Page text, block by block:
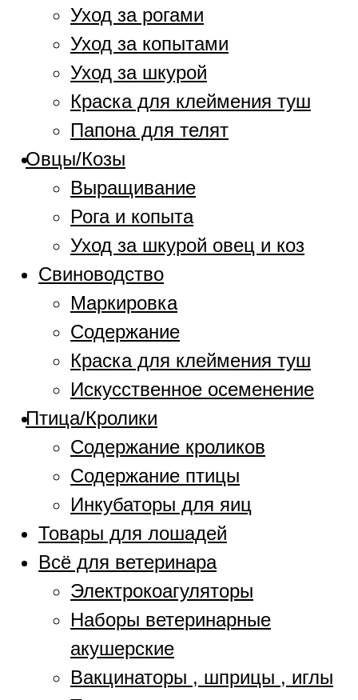
Уход за рогами
Уход за копытами
Уход за шкурой
Краска для клеймения туш
Папона для телят
Овцы/Козы
Выращивание
Рога и копыта
Уход за шкурой овец и коз
Свиноводство
Маркировка
Содержание
Краска для клеймения туш
Искусственное осеменение
Птица/Кролики
Содержание кроликов
Содержание птицы
Инкубаторы для яиц
Товары для лошадей
Всё для ветеринара
Электрокоагуляторы
Наборы ветеринарные
акушерские
Вакцинаторы , шприцы , иглы